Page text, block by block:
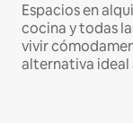
Espacios en
cocina y todas
vivir
alternativa ideal